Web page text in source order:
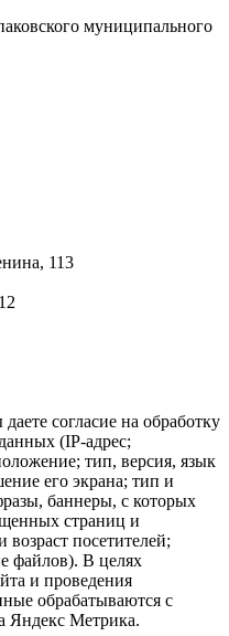
муниципального
113
согласие на обработку
(IP-адрес;
тип, версия, язык
его экрана; тип и
баннеры, с которых
страниц и
посетителей;
файлов). В целях
и проведения
обрабатываются с
Яндекс Метрика.